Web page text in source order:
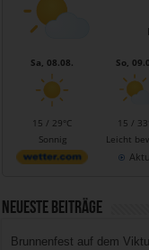
Sa, 08.08.
15 / 29°C
Sonnig
So,
15 /
Leicht
Neueste Beiträge
Brunnenfest auf dem